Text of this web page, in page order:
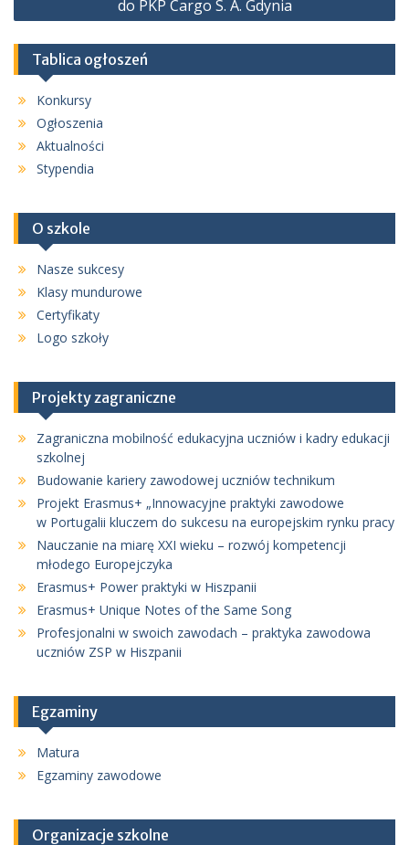
do PKP Cargo S. A. Gdynia
Tablica ogłoszeń
Konkursy
Ogłoszenia
Aktualności
Stypendia
O szkole
Nasze sukcesy
Klasy mundurowe
Certyfikaty
Logo szkoły
Projekty zagraniczne
Zagraniczna mobilność edukacyjna uczniów i kadry edukacji
szkolnej
Budowanie kariery zawodowej uczniów technikum
Projekt Erasmus+ „Innowacyjne praktyki zawodowe
w Portugalii kluczem do sukcesu na europejskim rynku pracy
Nauczanie na miarę XXI wieku – rozwój kompetencji
młodego Europejczyka
Erasmus+ Power praktyki w Hiszpanii
Erasmus+ Unique Notes of the Same Song
Profesjonalni w swoich zawodach – praktyka zawodowa
uczniów ZSP w Hiszpanii
Egzaminy
Matura
Egzaminy zawodowe
Organizacje szkolne